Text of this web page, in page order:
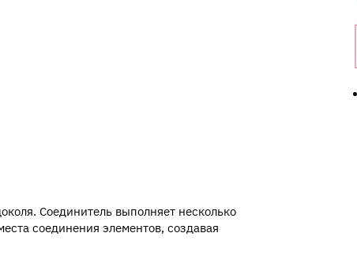
Соединитель выполняет несколько
соединения элементов, создавая